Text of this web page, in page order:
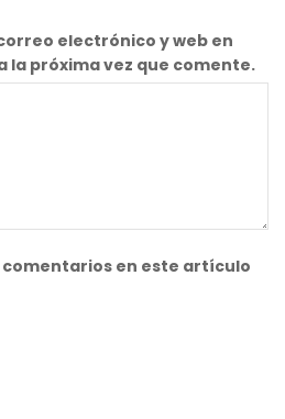
electrónico y web en
la próxima vez que comente.
comentarios en este artículo